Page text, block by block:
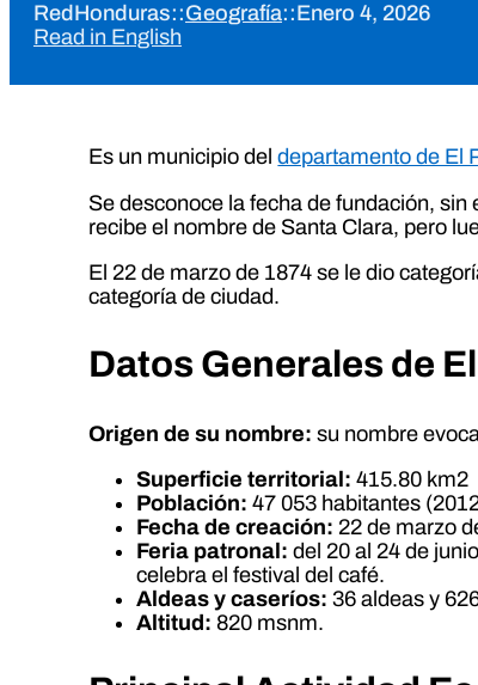
RedHonduras::Geografía::Enero 4, 2026
Read in English
Es un municipio deldepartamento de El
Se desconoce la fecha de fundación,
recibe el nombre de Santa Clara, pero
El 22 de marzo de 1874 se le dio
categoría de ciudad.
Datos Generales de
Origen de su nombre: su nombre
Superficie territorial: 415.80 km2
Población: 47 053 habitantes
Fecha de creación: 22 de marzo
Feria patronal: del 20 al 24 de
celebra el festival del café.
Aldeas y caseríos: 36 aldeas y
Altitud: 820 msnm.